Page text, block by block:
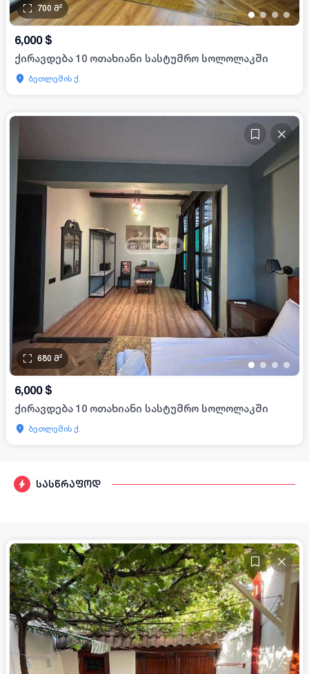
სასწრაფოდ
••• •
700 მ²
6,000 $
ქირავდება 10 ოთახიანი სასტუმრო სოლოლაკში
ბეთლემის ქ.
••• •
680 მ²
6,000 $
ქირავდება 10 ოთახიანი სასტუმრო სოლოლაკში
ბეთლემის ქ.